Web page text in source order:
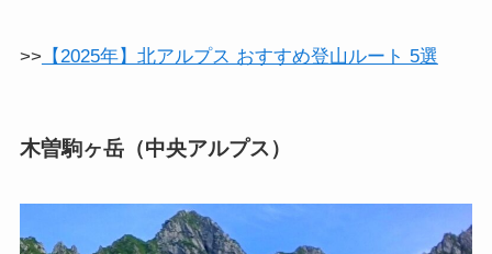
>> 【2025年】北アルプス おすすめ登山ルート 5選
木曽駒ヶ岳（中央アルプス）